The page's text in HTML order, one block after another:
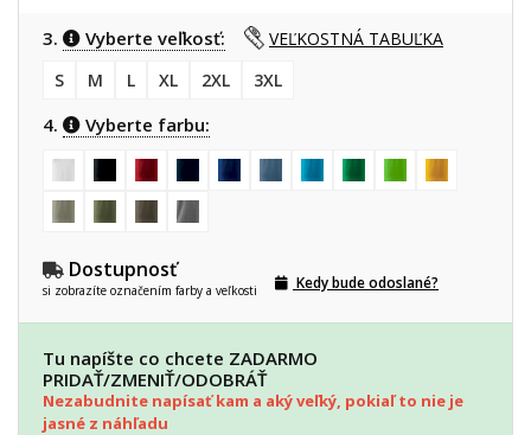
3. Vyberte veľkosť:
VEĽKOSTNÁ TABUĽKA
S
M L XL 2XL 3XL
4. Vyberte farbu:
Dostupnosť
si zobrazíte označením farby a veľkosti Kedy bude odoslané?
Tu napíšte co chcete ZADARMO
PRIDAŤ/ZMENIŤ/ODOBRÁŤ
Nezabudnite napísať kam a aký veľký, pokiaľ to nie je
jasné z náhľadu